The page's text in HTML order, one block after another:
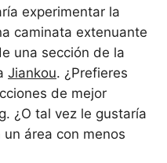
experimentar la
caminata extenuante
una sección de la
Jiankou. ¿Prefieres
de mejor
. ¿O tal vez le gustaría
área con menos